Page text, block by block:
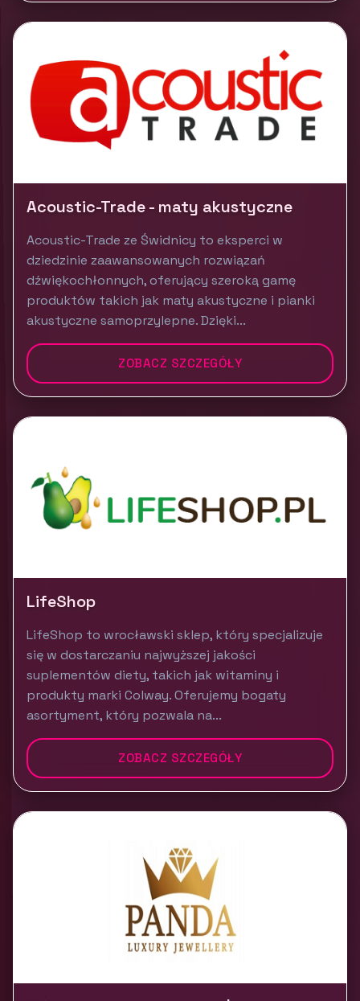
Acoustic-Trade - maty akustyczne
Acoustic-Trade ze Świdnicy to eksperci w
dziedzinie zaawansowanych rozwiązań
dźwiękochłonnych, oferujący szeroką gamę
produktów takich jak maty akustyczne i pianki
akustyczne samoprzylepne. Dzięki...
ZOBACZ SZCZEGÓŁY
LifeShop
LifeShop to wrocławski sklep, który specjalizuje
się w dostarczaniu najwyższej jakości
suplementów diety, takich jak witaminy i
produkty marki Colway. Oferujemy bogaty
asortyment, który pozwala na...
ZOBACZ SZCZEGÓŁY